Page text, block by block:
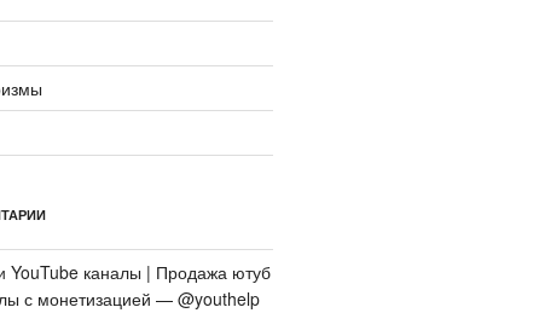
YouTube каналы | Продажа ютуб
с монетизацией — @youthelp